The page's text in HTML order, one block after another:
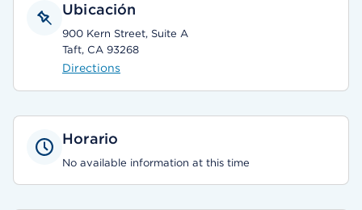
Ubicación
900 Kern Street, Suite A
Taft, CA 93268
Directions
Horario
No available information at this time